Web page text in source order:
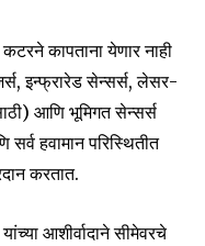
कापताना येणार नाही
इन्फ्रारेड सेन्सर्स, लेसर-
आणि भूमिगत सेन्सर्स
हवामान परिस्थितीत
करतात.
आशीर्वादाने सीमेवरचे